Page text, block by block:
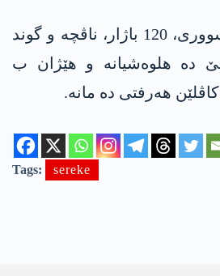
ل گۆری روانگه‌ها سووری، 120 باژار، ناڤچه‌ و گوند
6 سباتێ ده‌ هلوه‌شیانه‌ و هێژان ب
هه‌رفتی ده‌ مانه‌.
Tags: sereke